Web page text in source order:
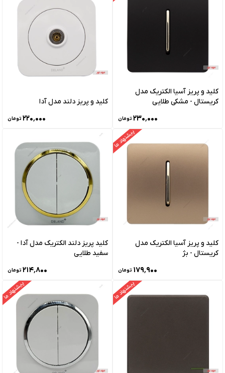
کلید و پریز آسیا الکتریک مدل
کریستال - مشکی طلایی
۲۳۰٬۰۰۰ تومان
کلید و پریز دلند مدل آدا
۲۲۰٬۰۰۰ تومان
پیشنهاد ما
کلید و پریز آسیا الکتریک مدل
کریستال - بژ
۱۷۹٬۹۰۰ تومان
کلید پریز دلند الکتریک مدل آدا -
سفید طلایی
۲۱۴٬۸۰۰ تومان
پیشنهاد ما پیشنهاد ما